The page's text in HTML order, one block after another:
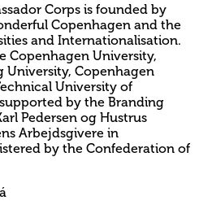
Corps is founded by
Copenhagen and the
and Internationalisation.
Copenhagen University,
University, Copenhagen
University of
by the Branding
Pedersen og Hustrus
Arbejdsgivere in
by the Confederation of